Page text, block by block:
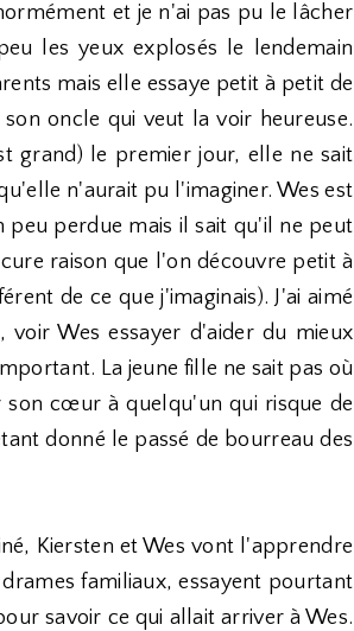
et je n'ai pas pu le lâcher
les yeux explosés le lendemain
mais elle essaye petit à petit de
oncle qui veut la voir heureuse.
grand) le premier jour, elle ne sait
n'aurait pu l'imaginer. Wes est
perdue mais il sait qu'il ne peut
raison que l'on découvre petit à
de ce que j'imaginais). J'ai aimé
Wes essayer d'aider du mieux
La jeune fille ne sait pas où
cœur à quelqu'un qui risque de
donné le passé de bourreau des
Kiersten et Wes vont l'apprendre
familiaux, essayent pourtant
savoir ce qui allait arriver à Wes.